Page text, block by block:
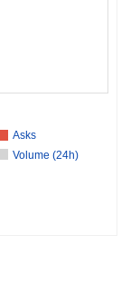
Asks
Volume (24h)